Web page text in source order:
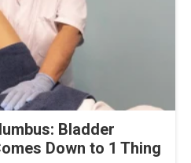
Bladder
Down to 1 Thing